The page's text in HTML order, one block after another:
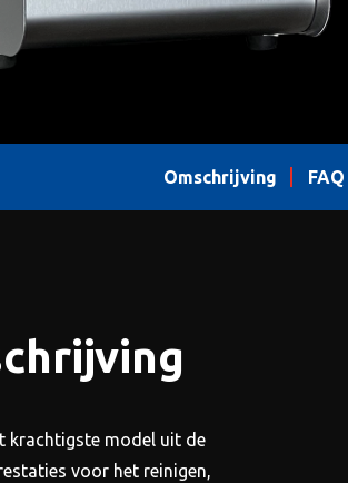
Omschrijving FAQ
krachtigste model uit de
voor het reinigen,